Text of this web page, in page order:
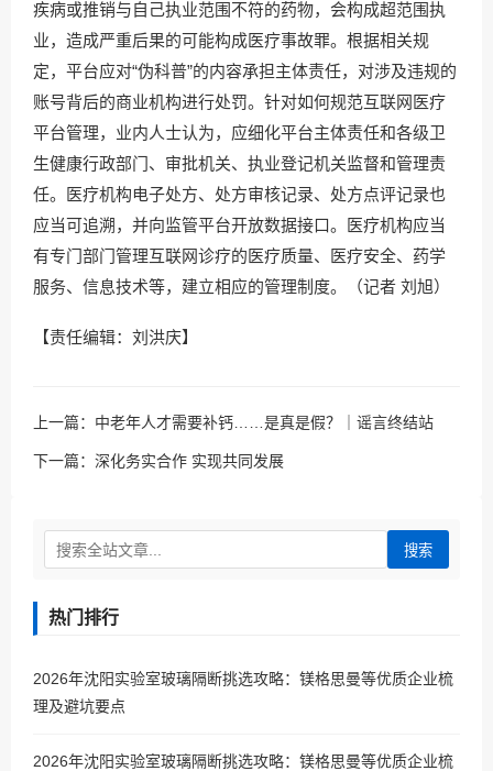
疾病或推销与自己执业范围不符的药物，会构成超范围执
业，造成严重后果的可能构成医疗事故罪。根据相关规
定，平台应对“伪科普”的内容承担主体责任，对涉及违规的
账号背后的商业机构进行处罚。针对如何规范互联网医疗
平台管理，业内人士认为，应细化平台主体责任和各级卫
生健康行政部门、审批机关、执业登记机关监督和管理责
任。医疗机构电子处方、处方审核记录、处方点评记录也
应当可追溯，并向监管平台开放数据接口。医疗机构应当
有专门部门管理互联网诊疗的医疗质量、医疗安全、药学
服务、信息技术等，建立相应的管理制度。（记者 刘旭）
【责任编辑：刘洪庆】
上一篇： 中老年人才需要补钙……是真是假？｜谣言终结站
下一篇： 深化务实合作 实现共同发展
搜索
热门排行
2026年沈阳实验室玻璃隔断挑选攻略：镁格思曼等优质企业梳
理及避坑要点
2026年沈阳实验室玻璃隔断挑选攻略：镁格思曼等优质企业梳